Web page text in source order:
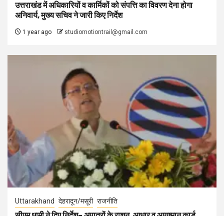
उत्तराखंड में अधिकारियों व कार्मिकों को संपत्ति का विवरण देना होगा
अनिवार्य, मुख्य सचिव ने जारी किए निर्देश
1 year ago studiomotiontrail@gmail.com
Uttarakhand देहरादून/मसूरी राजनीति